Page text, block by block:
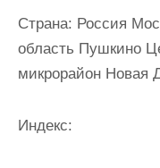
Страна: Россия
область Пушкино
микрорайон Новая
Индекс: